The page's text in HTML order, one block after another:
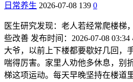
日常养生 2026-07-08 139 0
医生研究发现：老人若经常爬楼梯
些改善 发布时间：2026-07-08
大爷，以前上下楼都要歇好几回，
喘得厉害。家里人劝他多休息，别
梯这项运动。每天早晚坚持在楼道